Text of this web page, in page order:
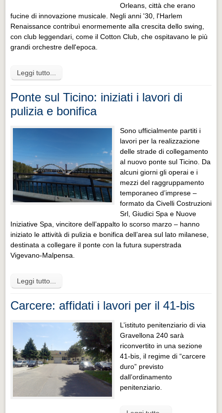
Orleans, città che erano
fucine di innovazione musicale. Negli anni '30, l'Harlem
Renaissance contribuì enormemente alla crescita dello swing,
con club leggendari, come il Cotton Club, che ospitavano le più
grandi orchestre dell'epoca.
Leggi tutto...
Ponte sul Ticino: iniziati i lavori di
pulizia e bonifica
Sono ufficialmente partiti i
lavori per la realizzazione
delle strade di collegamento
al nuovo ponte sul Ticino. Da
alcuni giorni gli operai e i
mezzi del raggruppamento
temporaneo d’imprese –
formato da Civelli Costruzioni
Srl, Giudici Spa e Nuove
Iniziative Spa, vincitore dell’appalto lo scorso marzo – hanno
iniziato le attività di pulizia e bonifica dell’area sul lato milanese,
destinata a collegare il ponte con la futura superstrada
Vigevano-Malpensa.
Leggi tutto...
Carcere: affidati i lavori per il 41-bis
L’istituto penitenziario di via
Gravellona 240 sarà
riconvertito in una sezione
41-bis, il regime di “carcere
duro” previsto
dall’ordinamento
penitenziario.